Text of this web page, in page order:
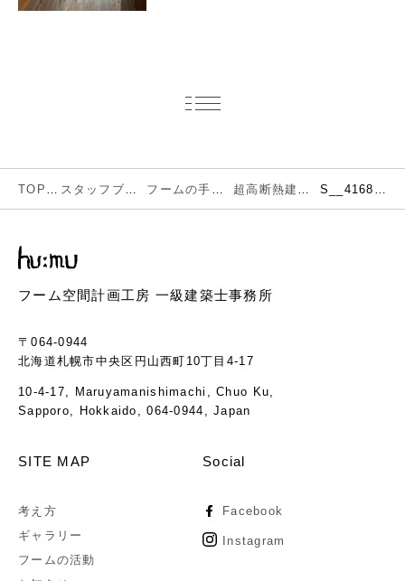
フーム空間計画工房 一級建築士事務所
〒064-0944
北海道札幌市中央区円山西町10丁目4-17
10-4-17, Maruyamanishimachi, Chuo Ku,
Sapporo, Hokkaido, 064-0944, Japan
SITE MAP
考え方
ギャラリー
フームの活動
Social
Facebook
Instagram